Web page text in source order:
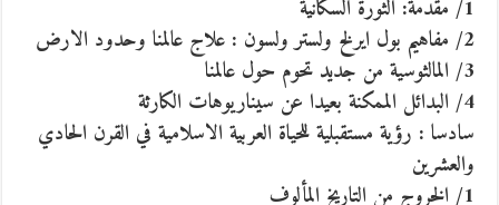
1/ مقدمة: الثورة السكانية
2/ مفاهيم بول ايرلخ ولستر ولسون : علاج عالمنا وحدود الارض
3/ المالثوسية من جديد تحوم حول عالمنا
4/ البدائل الممكنة بعيدا عن سيناريوهات الكارثة
سادسا : رؤية مستقبلية للحياة العربية الاسلامية في القرن الحادي
والعشرين
1/ الخروج من التاريخ المألوف